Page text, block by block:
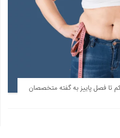
فصل پاییز به گفته متخصصان